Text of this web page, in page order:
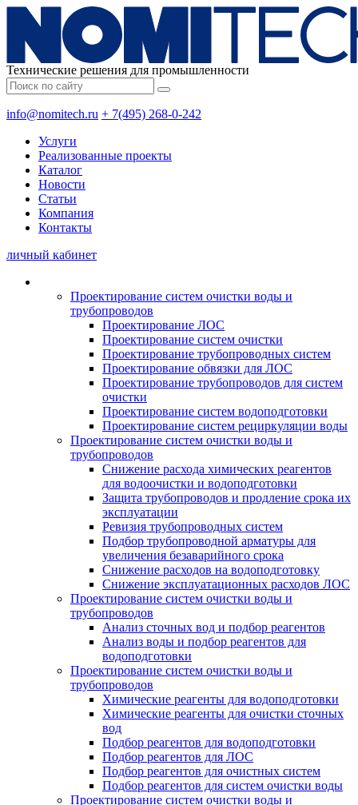
Технические решения для промышленности
info@nomitech.ru + 7(495) 268-0-242
Услуги
Реализованные проекты
Каталог
Новости
Статьи
Компания
Контакты
личный кабинет
Проектирование систем очистки воды и
трубопроводов
Проектирование ЛОС
Проектирование систем очистки
Проектирование трубопроводных систем
Проектирование обвязки для ЛОС
Проектирование трубопроводов для систем
очистки
Проектирование систем водоподготовки
Проектирование систем рециркуляции воды
Проектирование систем очистки воды и
трубопроводов
Снижение расхода химических реагентов
для водоочистки и водоподготовки
Защита трубопроводов и продление срока их
эксплуатации
Ревизия трубопроводных систем
Подбор трубопроводной арматуры для
увеличения безаварийного срока
Снижение расходов на водоподготовку
Снижение эксплуатационных расходов ЛОС
Проектирование систем очистки воды и
трубопроводов
Анализ сточных вод и подбор реагентов
Анализ воды и подбор реагентов для
водоподготовки
Проектирование систем очистки воды и
трубопроводов
Химические реагенты для водоподготовки
Химические реагенты для очистки сточных
вод
Подбор реагентов для водоподготовки
Подбор реагентов для ЛОС
Подбор реагентов для очистных систем
Подбор реагентов для систем очистки воды
Проектирование систем очистки воды и